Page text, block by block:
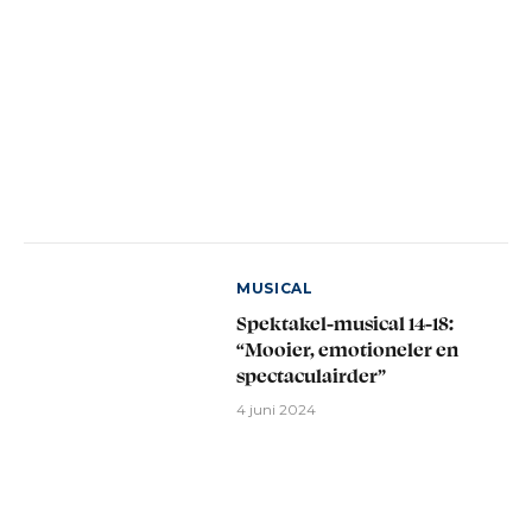
MUSICAL
Spektakel-musical 14-18:
“Mooier, emotioneler en
spectaculairder”
4 juni 2024